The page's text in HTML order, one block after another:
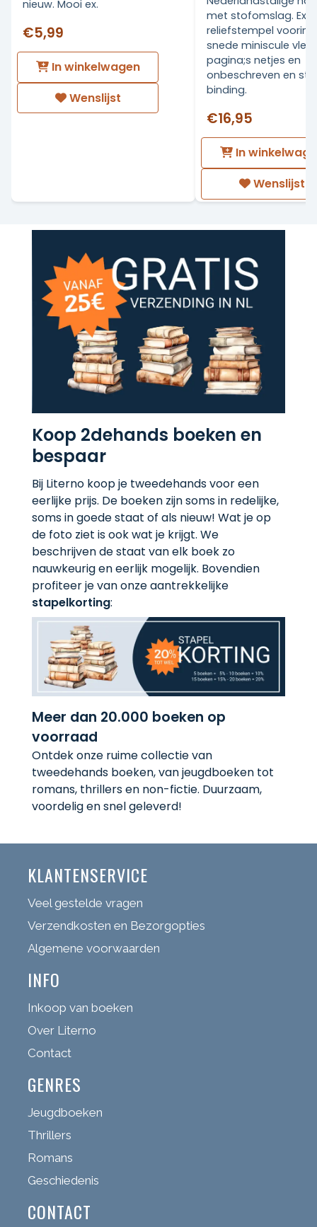
nieuw. Mooi ex.
€5,99
In winkelwagen
Wenslijst
met stofomslag. Ex
reliefstempel voorin.
snede miniscule
pagina;s netjes en
onbeschreven en
binding.
€16,95
In
Wenslijst
Koop 2dehands boeken en
bespaar
Bij Literno koop je tweedehands voor een
eerlijke prijs. De boeken zijn soms in redelijke,
soms in goede staat of als nieuw! Wat je op
de foto ziet is ook wat je krijgt. We
beschrijven de staat van elk boek zo
nauwkeurig en eerlijk mogelijk. Bovendien
profiteer je van onze aantrekkelijke
stapelkorting:
Meer dan 20.000 boeken op
voorraad
Ontdek onze ruime collectie van
tweedehands boeken, van jeugdboeken tot
romans, thrillers en non-fictie. Duurzaam,
voordelig en snel geleverd!
KLANTENSERVICE
Veel gestelde vragen
Verzendkosten en Bezorgopties
Algemene voorwaarden
INFO
Inkoop van boeken
Over Literno
Contact
GENRES
Jeugdboeken
Thrillers
Romans
Geschiedenis
CONTACT